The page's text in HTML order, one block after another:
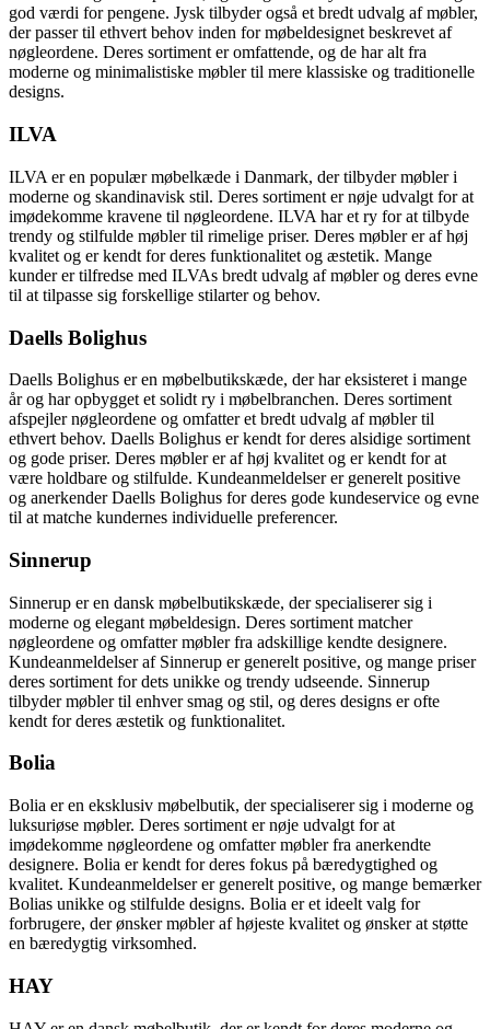
god værdi for pengene. Jysk tilbyder også et bredt udvalg af møbler,
der passer til ethvert behov inden for møbeldesignet beskrevet af
nøgleordene. Deres sortiment er omfattende, og de har alt fra
moderne og minimalistiske møbler til mere klassiske og traditionelle
designs.
ILVA
ILVA er en populær møbelkæde i Danmark, der tilbyder møbler i
moderne og skandinavisk stil. Deres sortiment er nøje udvalgt for at
imødekomme kravene til nøgleordene. ILVA har et ry for at tilbyde
trendy og stilfulde møbler til rimelige priser. Deres møbler er af høj
kvalitet og er kendt for deres funktionalitet og æstetik. Mange
kunder er tilfredse med ILVAs bredt udvalg af møbler og deres evne
til at tilpasse sig forskellige stilarter og behov.
Daells Bolighus
Daells Bolighus er en møbelbutikskæde, der har eksisteret i mange
år og har opbygget et solidt ry i møbelbranchen. Deres sortiment
afspejler nøgleordene og omfatter et bredt udvalg af møbler til
ethvert behov. Daells Bolighus er kendt for deres alsidige sortiment
og gode priser. Deres møbler er af høj kvalitet og er kendt for at
være holdbare og stilfulde. Kundeanmeldelser er generelt positive
og anerkender Daells Bolighus for deres gode kundeservice og evne
til at matche kundernes individuelle preferencer.
Sinnerup
Sinnerup er en dansk møbelbutikskæde, der specialiserer sig i
moderne og elegant møbeldesign. Deres sortiment matcher
nøgleordene og omfatter møbler fra adskillige kendte designere.
Kundeanmeldelser af Sinnerup er generelt positive, og mange priser
deres sortiment for dets unikke og trendy udseende. Sinnerup
tilbyder møbler til enhver smag og stil, og deres designs er ofte
kendt for deres æstetik og funktionalitet.
Bolia
Bolia er en eksklusiv møbelbutik, der specialiserer sig i moderne og
luksuriøse møbler. Deres sortiment er nøje udvalgt for at
imødekomme nøgleordene og omfatter møbler fra anerkendte
designere. Bolia er kendt for deres fokus på bæredygtighed og
kvalitet. Kundeanmeldelser er generelt positive, og mange bemærker
Bolias unikke og stilfulde designs. Bolia er et ideelt valg for
forbrugere, der ønsker møbler af højeste kvalitet og ønsker at støtte
en bæredygtig virksomhed.
HAY